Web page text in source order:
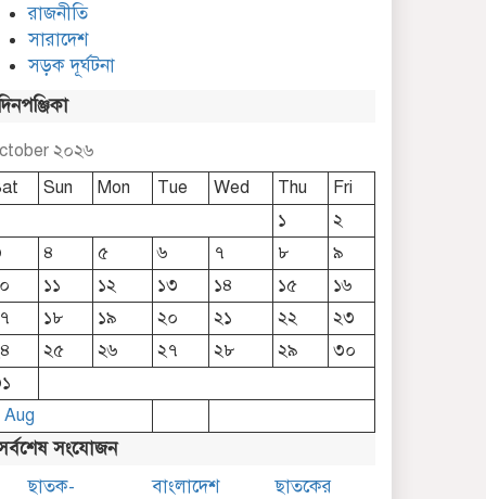
রাজনীতি
সারাদেশ
সড়ক দূর্ঘটনা
২০২৬
Sun Mon Tue Wed Thu Fri
Aug
১
২
৪ ৫ ৬ ৭ ৮
৯
১১ ১২ ১৩ ১৪ ১৫
১৬
১৮ ১৯ ২০ ২১ ২২
২৩
২৫ ২৬ ২৭ ২৮ ২৯
৩০
সংযোজন
ছাতক-
বাংলাদেশ
ছাতকের